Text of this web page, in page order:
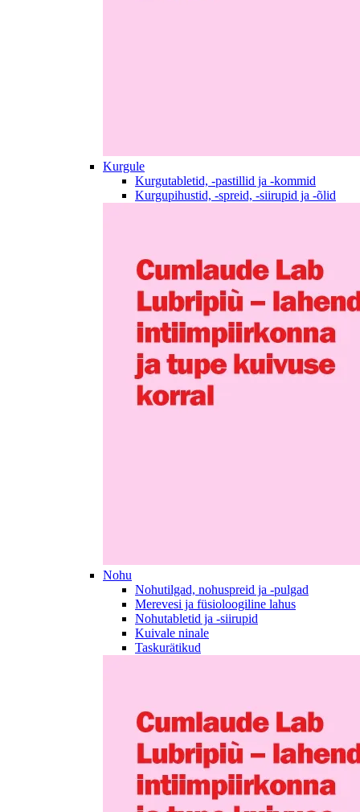
Kurgule
Kurgutabletid, -pastillid ja -kommid
Kurgupihustid, -spreid, -siirupid ja -õlid
Nohu
Nohutilgad, nohuspreid ja -pulgad
Merevesi ja füsioloogiline lahus
Nohutabletid ja -siirupid
Kuivale ninale
Taskurätikud